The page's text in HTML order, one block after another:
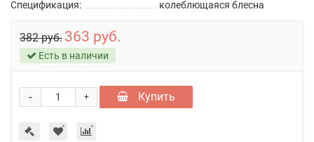
Спецификация:
колеблющаяся блесна
382 руб. 363 руб.
Есть в наличии
+
- Купить